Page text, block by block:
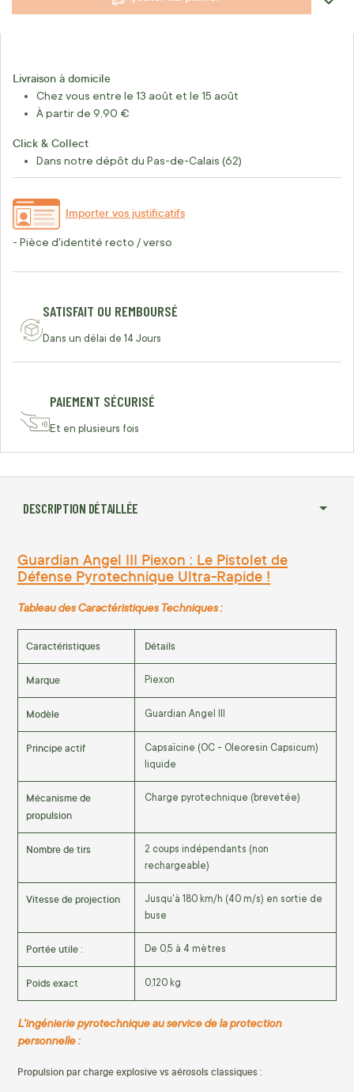
Livraison à domicile
Chez vous entre le 13 août et le 15 août
À partir de 9,90 €
Click & Collect
Dans notre dépôt du Pas-de-Calais (62)
Importer vos justificatifs
- Pièce d'identité recto / verso
SATISFAIT OU REMBOURSÉ
Dans un délai de 14 Jours
PAIEMENT SÉCURISÉ
Et en plusieurs fois
DESCRIPTION DÉTAILLÉE
Guardian Angel III Piexon : Le Pistolet de
Défense Pyrotechnique Ultra-Rapide !
Tableau des Caractéristiques Techniques :
Caractéristiques Détails
Marque Piexon
Modèle Guardian Angel III
Principe actif
Capsaïcine (OC - Oleoresin Capsicum)
liquide
Mécanisme de
propulsion
Charge pyrotechnique (brevetée)
Nombre de tirs
2 coups indépendants (non
rechargeable)
Vitesse de projection
Jusqu'à 180 km/h (40 m/s) en sortie de
buse
Portée utile : De 0,5 à 4 mètres
Poids exact 0,120 kg
L'ingénierie pyrotechnique au service de la protection
personnelle :
Propulsion par charge explosive vs aérosols classiques :